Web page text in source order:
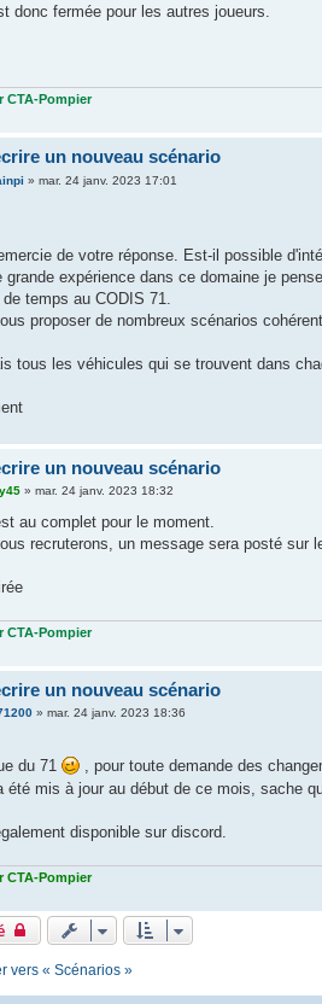
donc fermée pour les autres joueurs.
CTA-Pompier
un nouveau scénario
» mar. 24 janv. 2023 17:01
de votre réponse. Est-il possible
grande expérience dans ce domaine je
temps au CODIS 71.
proposer de nombreux scénarios
tous les véhicules qui se trouvent dans
un nouveau scénario
» mar. 24 janv. 2023 18:32
au complet pour le moment.
recruterons, un message sera posté sur
CTA-Pompier
un nouveau scénario
» mar. 24 janv. 2023 18:36
du 71
, pour toute demande des
été mis à jour au début de ce mois, sache
disponible sur discord.
CTA-Pompier
vers « Scénarios »